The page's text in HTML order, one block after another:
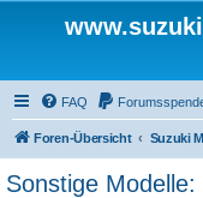
FAQ
Foren-Übersicht Suzuki
Sonstige